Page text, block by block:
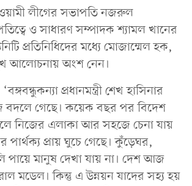
লীগের সভাপতি নজরুল
ও সাধারণ সম্পাদক শ্যামল খানের
প্রতিনিধিদের মধ্যে মোজাম্মেল হক,
আলোচনায় অংশ নেন।
প্রধানমন্ত্রী শেখ হাসিনার
বদলে গেছে। কয়েক বছর পর বিদেশ
নিজের এলাকা আর সহজে চেনা যায়
পার্থক্য প্রায় ঘুচে গেছে। কুঁড়েঘর,
পায়ে মানুষ দেখা যায় না। দেশ আজ
মডেল। কিন্তু এ উন্নয়ন যাদের সহ্য হয়